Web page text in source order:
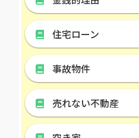
住宅ローン
事故物件
売れない不動産